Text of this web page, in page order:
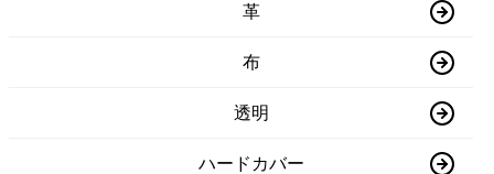
革
布
透明
ハードカバー